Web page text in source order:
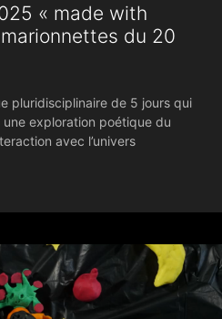
« made with
du 20
pluridisciplinaire de 5 jours qui
exploration poétique du
avec l’univers